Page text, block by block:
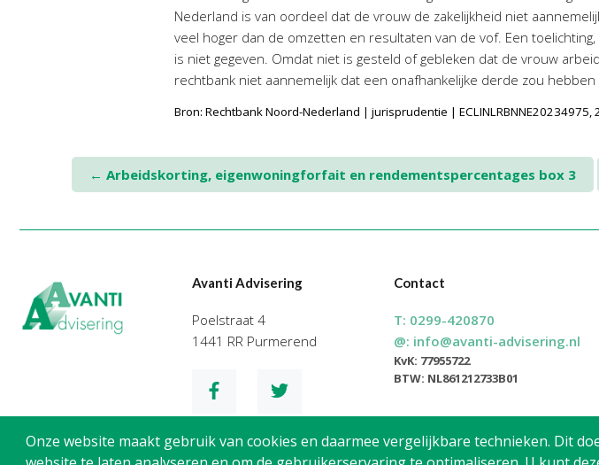
Onze website maakt gebruik van cookies en daarmee vergelijkbare technieken. Dit
Nederland is van oordeel dat de vrouw de zakelijkheid niet
veel hoger dan de omzetten en resultaten van de vof. Een
is niet gegeven. Omdat niet is gesteld of gebleken dat de vrouw
rechtbank niet aannemelijk dat een onafhankelijke derde zou
Bron: Rechtbank Noord-Nederland | jurisprudentie |
← Arbeidskorting, eigenwoningforfait en rendementspercentages box 3
Avanti Advisering
Poelstraat 4
1441 RR Purmerend
Contact
T: 0299-420870
@: info@avanti-advisering.nl
KvK: 77955722
BTW: NL861212733B01